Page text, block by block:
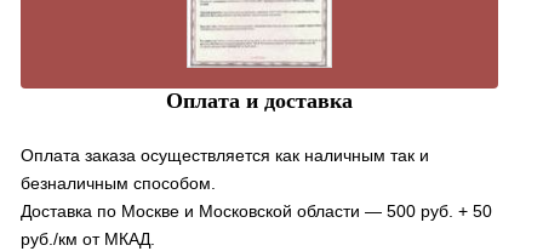
Оплата и доставка
Оплата заказа осуществляется как наличным так и
безналичным способом.
Доставка по Москве и Московской области — 500 руб. + 50
руб./км от МКАД.